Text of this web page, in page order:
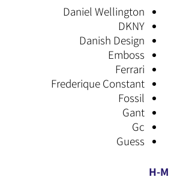
Daniel Wellington
DKNY
Danish Design
Emboss
Ferrari
Frederique Constant
Fossil
Gant
Gc
Guess
H-M